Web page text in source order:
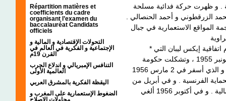
Répartition matières et
coefficients du cadre
organisant l’examen du
baccalauréat Candidats
officiels
التحولات الإقتصادية و المالية و
الإجتماعية و الفكرية في العالم في
القرن 19م
التنافس الإمبريالي و اندلاع الحرب
العالمية الأولى
اليقظة الفكرية بالمشرق العربي
الضغوط الإستعمارية على المغرب و
محاولات الإصلاح
. و ظهرت حركة فدائية مسلحة
الزرقطوني و أحمد الحنصالي .
الاستعمارية في جبال
* أمام تصاعد الكفاح المسلح ، اضطرت فرنسا إلى إبرام اتفاقية إيكس ليبان التي
بمقتضاها عاد السلطان محمد الخامس إلى وطنه في نونبر 1955 ، وتشكلت حكومة
مغربية تكلفت بمتابعة التفاوض مع الحكومة الفرنسية و الذي أسفر في 2 مارس 1956
الفرنسية . و في أبريل من
نفس السنة ألغيت الحماية الإسبانية في المنطقة الشمالية . و في أكتوبر 1956 ألغي